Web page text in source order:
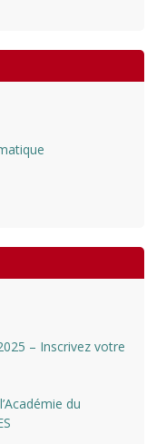
– Inscrivez votre
du